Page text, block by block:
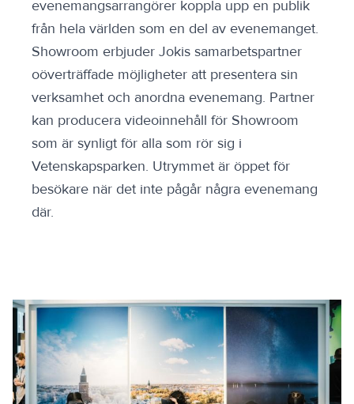
evenemangsarrangörer koppla upp en publik
från hela världen som en del av evenemanget.
Showroom erbjuder Jokis samarbetspartner
oöverträffade möjligheter att presentera sin
verksamhet och anordna evenemang. Partner
kan producera videoinnehåll för Showroom
som är synligt för alla som rör sig i
Vetenskapsparken. Utrymmet är öppet för
besökare när det inte pågår några evenemang
där.